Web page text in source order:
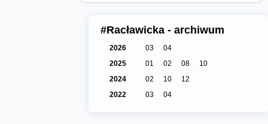
#Racławicka - archiwum
2026 03
04
2025
01 02 08
10
2024
02 10
12
2022
03 04